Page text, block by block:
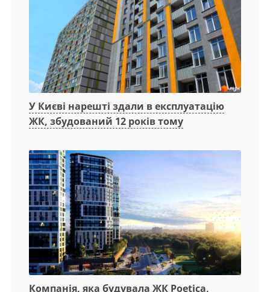
У Києві нарешті здали в експлуатацію
ЖК, збудований 12 років тому
Компанія, яка будувала ЖК Poetica,